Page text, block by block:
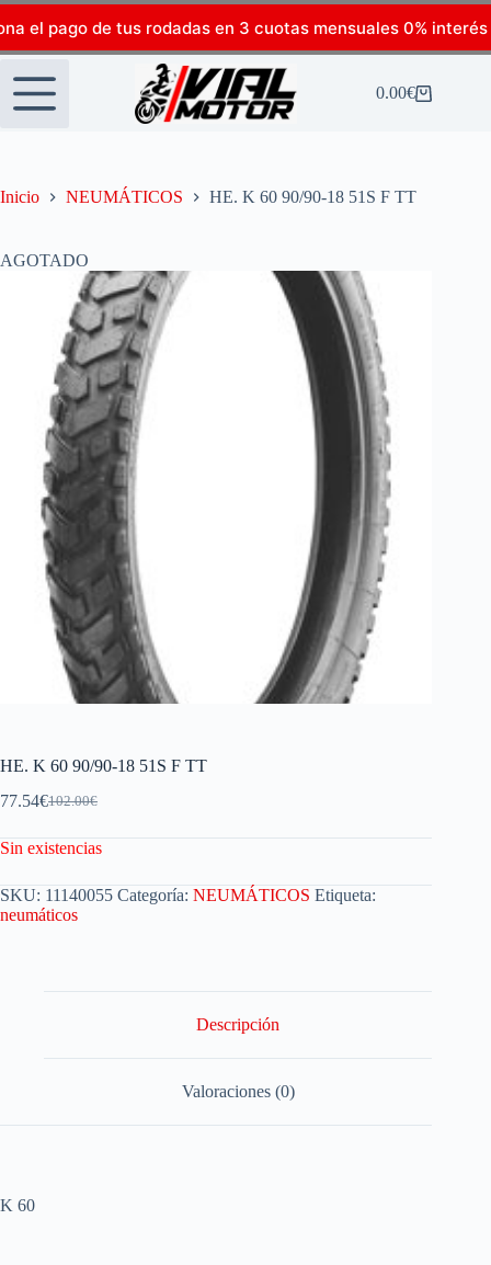
el pago de tus rodadas en 3 cuotas mensuales 0% interés
0.00€
Inicio NEUMÁTICOS HE. K 60 90/90-18 51S F TT
AGOTADO
HE. K 60 90/90-18 51S F TT
102.00€
77.54€
Sin existencias
SKU: 11140055 Categoría: NEUMÁTICOS Etiqueta:
neumáticos
Descripción
Valoraciones (0)
K 60